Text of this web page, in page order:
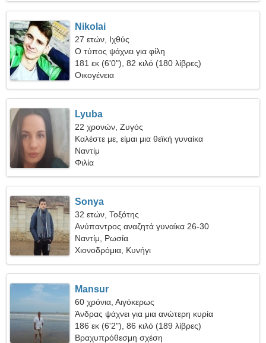
Nikolai
27 ετών, Ιχθύς
Ο τύπος ψάχνει για φίλη
181 εκ (6'0"), 82 κιλό (180 λίβρες)
Οικογένεια
Lyuba
22 χρονών, Ζυγός
Καλέστε με, είμαι μια θεϊκή γυναίκα
Ναντίμ
Φιλία
Sonya
32 ετών, Τοξότης
Ανύπαντρος αναζητά γυναίκα 26-30
Ναντίμ, Ρωσία
Χιονοδρόμια, Κυνήγι
Mansur
60 χρόνια, Αιγόκερως
Άνδρας ψάχνει για μια ανώτερη κυρία
186 εκ (6'2"), 86 κιλό (189 λίβρες)
Βραχυπρόθεσμη σχέση